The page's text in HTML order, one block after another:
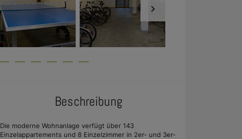
Beschreibung
Die moderne Wohnanlage verfügt über 143
Einzelappartements und 8 Einzelzimmer in 2er- und 3er-